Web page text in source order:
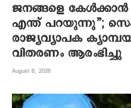
ജനങ്ങളെ
എന്ത് പറയുന്നു”;
രാജ്യവ്യാപക
വിതരണം ആരംഭിച്ചു
August 6, 2026